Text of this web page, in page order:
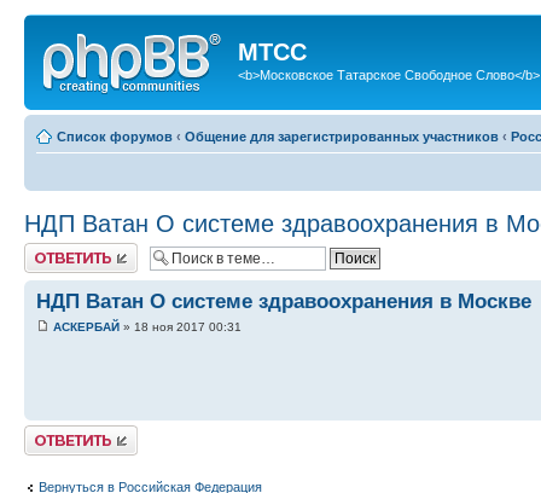
МТСС
<b>Московское Татарское Свободное Слово</b>
Список форумов ‹ Общение для зарегистрированных участников ‹
НДП Ватан О системе здравоохранения в
Ответить
НДП Ватан О системе здравоохранения в Москве
АСКЕРБАЙ » 18 ноя 2017 00:31
Ответить
Вернуться в Российская Федерация